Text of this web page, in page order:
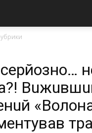
серйозно…